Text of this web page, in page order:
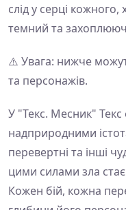
слід у серці
темний та
⚠️ Увага: нижче
та персонажів.
У "Текс. Месник"
надприродними
перевертні та інші
цими силами зла
Кожен бій, кожна